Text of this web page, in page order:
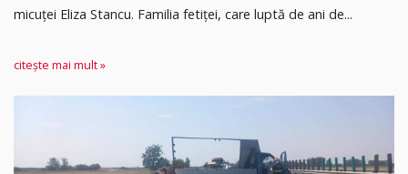
micuței Eliza Stancu. Familia fetiței, care luptă de ani de...
citește mai mult »